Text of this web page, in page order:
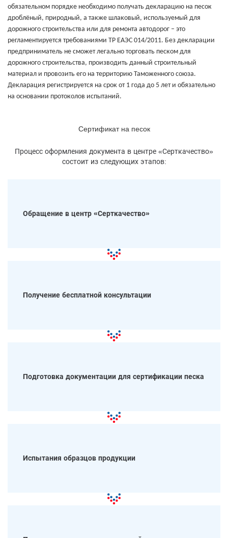
обязательном порядке необходимо получать декларацию на песок
дроблёный, природный, а также шлаковый, используемый для
дорожного строительства или для ремонта автодорог – это
регламентируется требованиями ТР ЕАЭС 014/2011. Без декларации
предприниматель не сможет легально торговать песком для
дорожного строительства, производить данный строительный
материал и провозить его на территорию Таможенного союза.
Декларация регистрируется на срок от 1 года до 5 лет и обязательно
на основании протоколов испытаний.
Сертификат на песок
Процесс оформления документа в центре «Серткачество»
состоит из следующих этапов:
Обращение в центр «Серткачество»
Получение бесплатной консультации
Подготовка документации для сертификации песка
Испытания образцов продукции